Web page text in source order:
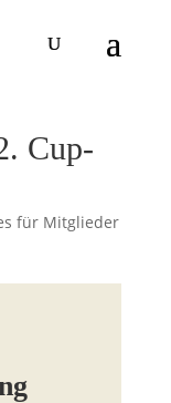
Cup-
für Mitglieder